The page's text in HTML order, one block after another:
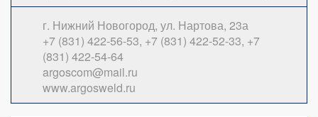
г. Нижний Новогород, ул. Нартова, 23а
+7 (831) 422-56-53, +7 (831) 422-52-33, +7
(831) 422-54-64
argoscom@mail.ru
www.argosweld.ru